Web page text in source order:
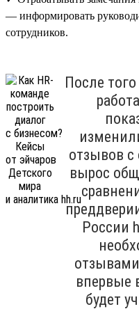
— информировать
сотрудников.
После
отзывов с
вырос
России
впервые
будет